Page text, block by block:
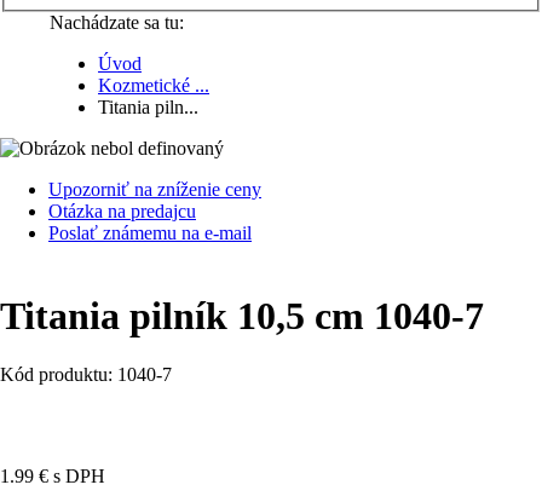
Nachádzate sa tu:
Úvod
Kozmetické ...
Titania piln...
Upozorniť na zníženie ceny
Otázka na predajcu
Poslať známemu na e-mail
Titania pilník 10,5 cm 1040-7
Kód produktu: 1040-7
1.99 € s DPH